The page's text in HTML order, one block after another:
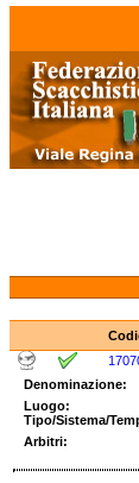
Denominazione:
Luogo:
Tipo/Sistema/
Arbitri: